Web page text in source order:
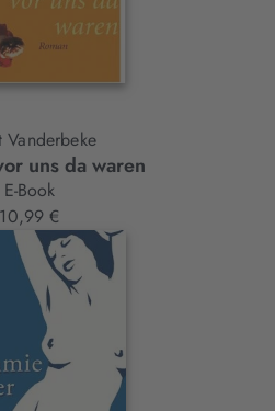
Vanderbeke
uns da waren
E-Book
10,99 €